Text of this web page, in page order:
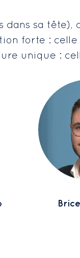
dans sa tête),
forte : celle
unique :